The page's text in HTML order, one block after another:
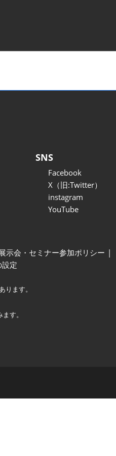
SNS
Facebook
X（旧:Twitter）
instagram
YouTube
展示会・セミナー参加ポリシー
設定
ます。
す。